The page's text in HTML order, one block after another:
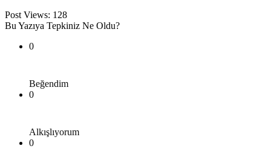
Post Views: 128
Bu Yazıya Tepkiniz Ne Oldu?
0
Beğendim
0
Alkışlıyorum
0